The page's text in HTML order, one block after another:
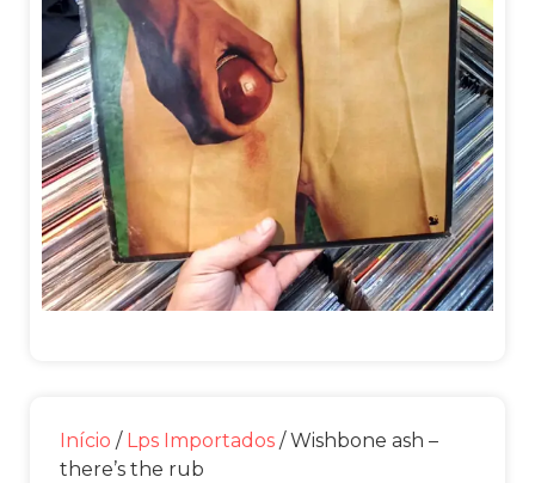
Início / Lps Importados / Wishbone ash –
there’s the rub